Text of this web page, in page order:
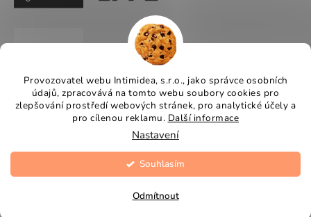
Provozovatel webu Intimidea, s.r.o., jako správce osobních
údajů, zpracovává na tomto webu soubory cookies pro
zlepšování prostředí webových stránek, pro analytické účely a
pro cílenou reklamu. Další informace
Nastavení
Odmítnout
Souhlasím
Vytvořil Shoptet
Intimidea . Všechna práva vyhrazena.
Upravit nastavení cookies